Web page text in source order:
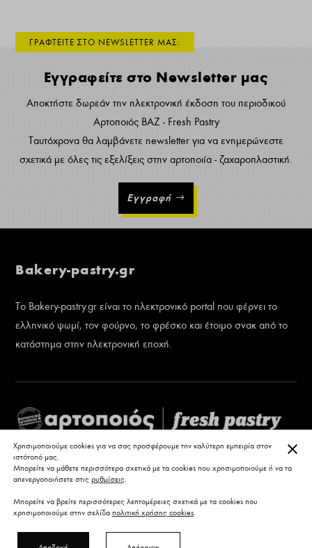
ΓΡΑΦΤΕΙΤΕ ΣΤΟ NEWSLETTER ΜΑΣ:
Εγγραφείτε στο Newsletter μας
Αποκτήστε δωρεάν την ηλεκτρονική έκδοση του περιοδικού
Αρτοποιός ΒΑΖ - Fresh Pastry
Ταυτόχρονα θα λαμβάνετε newsletter για να ενημερώνεστε
σχετικά με όλες τις εξελίξεις στην αρτοποιία - ζαχαροπλαστική.
Εγγραφή
Bakery-pastry.gr
Το Bakery-pastry.gr είναι το ηλεκτρονικό portal που φέρνει το
ελληνικό ψωμί, τον φούρνο, το φρέσκο και έτοιμο σνακ από το
κατάστημα στην ηλεκτρονική εποχή.
Χρησιμοποιούμε cookies για να σας προσφέρουμε την καλύτερη εμπειρία στον
ιστότοπό μας.
Μπορείτε να μάθετε περισσότερα σχετικά με τα cookies που χρησιμοποιούμε ή να τα
απενεργοποιήσετε στις ρυθμίσεις.
Μπορείτε να βρείτε περισσότερες λεπτομέρειες σχετικά με τα cookies που
χρησιμοποιούμε στην σελίδα πολιτική χρήσης cookies.